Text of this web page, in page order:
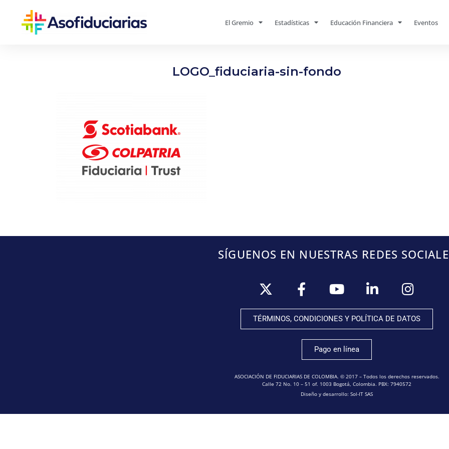
El Gremio Estadísticas Educación Financiera Eventos
LOGO_fiduciaria-sin-fondo
SÍGUENOS EN NUESTRAS REDES
TÉRMINOS, CONDICIONES Y POLÍTICA DE DATOS
Pago en línea
ASOCIACIÓN DE FIDUCIARIAS DE COLOMBIA. © 2017 – Todos los derechos reservados.
Calle 72 No. 10 – 51 of. 1003 Bogotá, Colombia. PBX: 7940572
Diseño y desarrollo: Sol-IT SAS